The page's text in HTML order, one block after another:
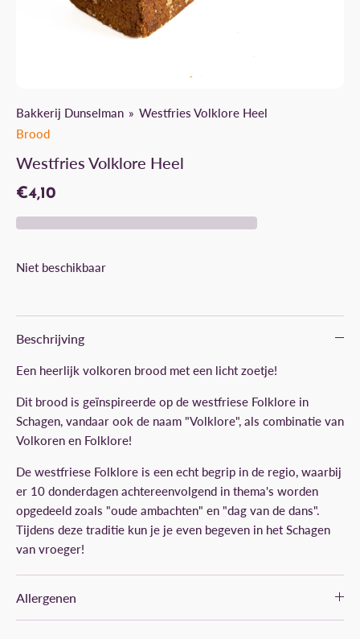
Bakkerij Dunselman
Westfries Volklore Heel
Brood
Westfries Volklore Heel
€4,10
Niet beschikbaar
Beschrijving
Een heerlijk volkoren brood met een licht zoetje!
Dit brood is geïnspireerde op de westfriese Folklore in
Schagen, vandaar ook de naam "Volklore", als combinatie van
Volkoren en Folklore!
De westfriese Folklore is een echt begrip in de regio, waarbij
er 10 donderdagen achtereenvolgend in thema's worden
opgedeeld zoals "oude ambachten" en "dag van de dans".
Tijdens deze traditie kun je je even begeven in het Schagen
van vroeger!
Allergenen